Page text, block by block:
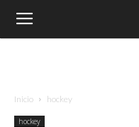
Inicio hockey
hockey